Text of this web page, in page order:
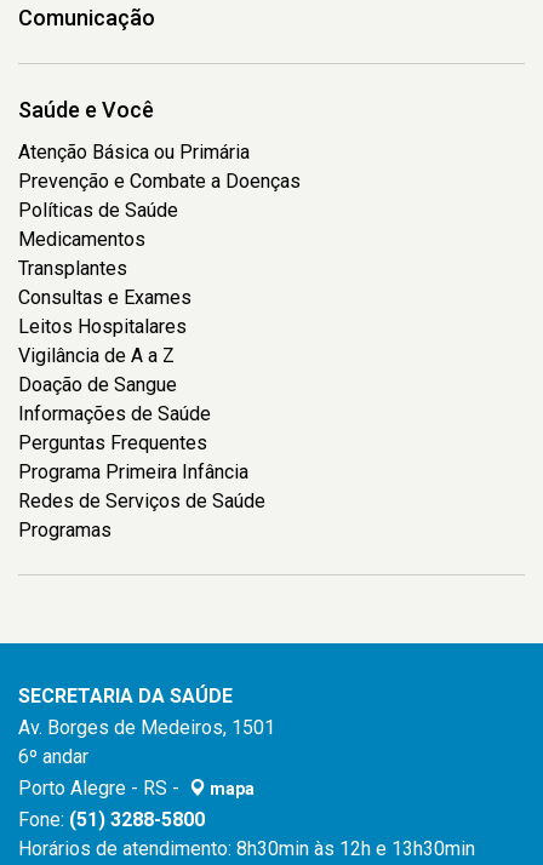
Comunicação
Saúde e Você
Atenção Básica ou Primária
Prevenção e Combate a Doenças
Políticas de Saúde
Medicamentos
Transplantes
Consultas e Exames
Leitos Hospitalares
Vigilância de A a Z
Doação de Sangue
Informações de Saúde
Perguntas Frequentes
Programa Primeira Infância
Redes de Serviços de Saúde
Programas
SECRETARIA DA SAÚDE
Av. Borges de Medeiros, 1501
6º andar
Porto Alegre - RS -
mapa
Fone: (51) 3288-5800
Horários de atendimento: 8h30min às 12h e 13h30min